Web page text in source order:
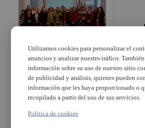
L’Ajuntament
d’Alboraia assisteix a la
constitució de la Xarxa
de Governança
Participativa de la
Comunitat Valenciana
Utilizamos cookies para personalizar el
anuncios y analizar nuestro tráfico.
información sobre su uso de nuestro sitio
de publicidad y análisis, quienes pueden
información que les haya proporcionado o
recopilado a partir del uso de sus servicios.
Política de cookies